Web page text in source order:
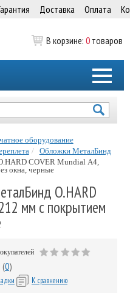
Доставка Оплата
В корзине: 0 товаров
оборудование
Обложки МеталБинд
COVER Mundial А4,
окна, черные
O.HARD
мм с покрытием
(0)
К сравнению